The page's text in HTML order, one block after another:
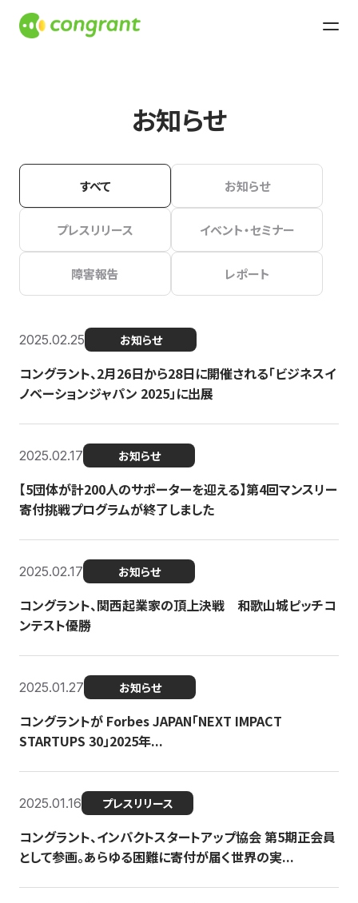
お知らせ
すべて お知らせ
プレスリリース イベント・セミナー
障害報告 レポート
2025.02.25 お知らせ
コングラント、2月26日から28日に開催される「ビジネスイ
ノベーションジャパン 2025」に出展
2025.02.17 お知らせ
【5団体が計200人のサポーターを迎える】​​第4回マンスリー
寄付挑戦プログラムが終了しました
2025.02.17 お知らせ
コングラント、関西起業家の頂上決戦 和歌山城ピッチコ
ンテスト優勝
2025.01.27 お知らせ
コングラントが Forbes JAPAN「NEXT IMPACT
STARTUPS 30」2025年...
2025.01.16 プレスリリース
コングラント、インパクトスタートアップ協会 第5期正会員
として参画。あらゆる困難に寄付が届く世界の実...